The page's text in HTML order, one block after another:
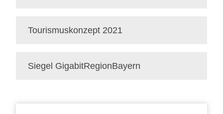
Tourismuskonzept 2021
Siegel GigabitRegionBayern